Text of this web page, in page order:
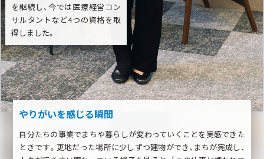
を継続し、今では医療経営コン
サルタントなど4つの資格を取
得しました。
やりがいを感じる瞬間
自分たちの事業でまちや暮らしが変わっていくことを実感できた
ときです。更地だった場所に少しずつ建物ができ、まちが完成し、